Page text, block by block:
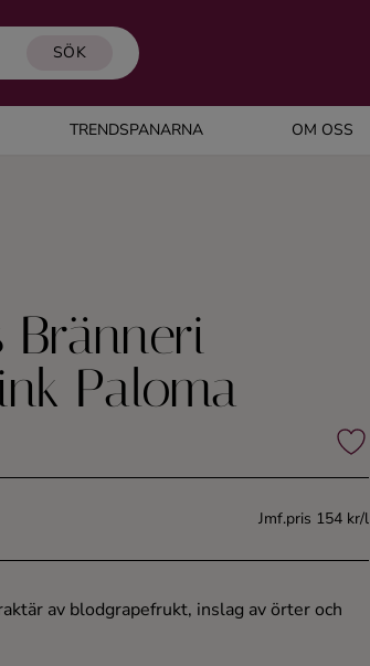
SÖK
TRENDSPANARNA OM OSS
Bränneri
Paloma
Jmf.pris 154 kr/l
av blodgrapefrukt, inslag av örter och